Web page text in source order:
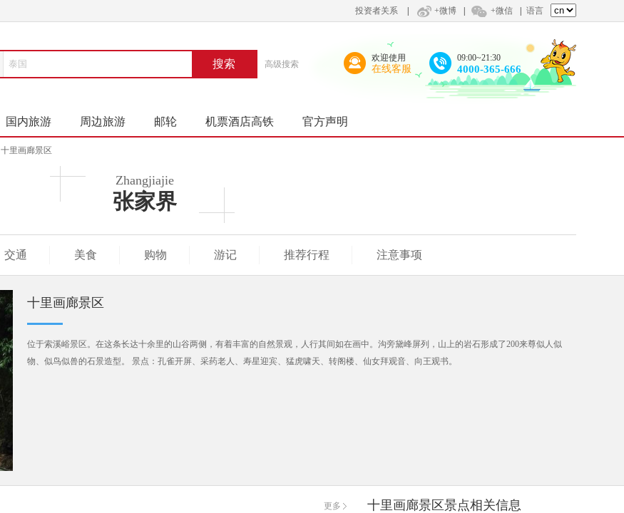
投资者关系 +微博 +微信 语言
搜索 高级搜索
欢迎使用
在线客服
09:00~21:30
4000-365-666
国内旅游 周边旅游 邮轮 机票酒店高铁 官方声明
十里画廊景区
Zhangjiajie
张家界
交通 美食 购物 游记 推荐行程 注意事项
十里画廊景区
位于索溪峪景区。在这条长达十余里的山谷两侧，有着丰富的自然景观，人行其间如在画中。沟旁黛峰屏列，山上的岩石形成了200来尊似人似
物、似鸟似兽的石景造型。 景点：孔雀开屏、采药老人、寿星迎宾、猛虎啸天、转阁楼、仙女拜观音、向王观书。
更多 十里画廊景区景点相关信息